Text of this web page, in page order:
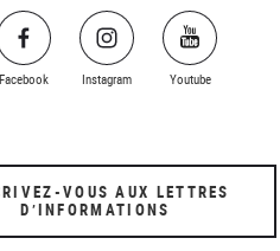
Facebook Instagram Youtube
VOUS AUX LETTRES
D’INFORMATIONS